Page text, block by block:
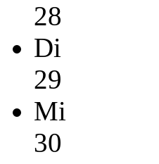
28
Di
29
Mi
30